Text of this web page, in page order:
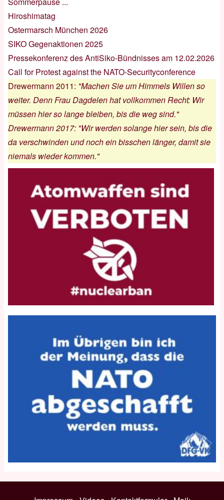
Hiroshimatag
Ostermarsch München 2026
SIKO Gegenaktionen 2025
Pressekonferenz des AntiSiko-Bündnisses am 12.02.2026
Call for Protest against the NATO-Securityconference
Drewermann 2011: "Machen Sie um Himmels Willen so
weiter. Denn Frau Dagdelen hat vollkommen Recht: Wir
müssen hier so lange bleiben, bis die weg sind."
Drewermann 2017: "Wir werden solange hier sein, bis die
da verschwinden und noch ein bisschen länger, damit sie
niemals wieder kommen."